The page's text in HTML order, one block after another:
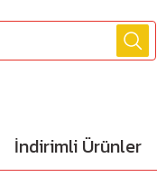
İndirimli Ürünler